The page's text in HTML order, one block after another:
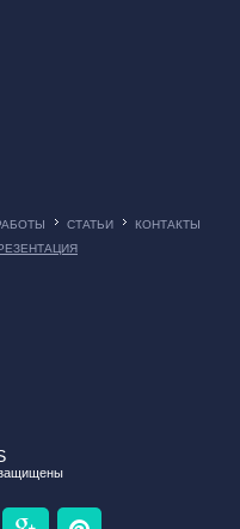
СТАТЬИ
КОНТАКТЫ